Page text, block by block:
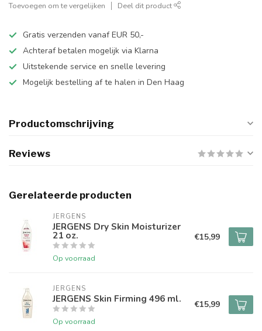
Toevoegen om te vergelijken Deel dit product
Gratis verzenden vanaf EUR 50,-
Achteraf betalen mogelijk via Klarna
Uitstekende service en snelle levering
Mogelijk bestelling af te halen in Den Haag
Productomschrijving
Reviews
Gerelateerde producten
JERGENS
JERGENS Dry Skin Moisturizer
21 oz.
Op voorraad
€15,99
JERGENS
JERGENS Skin Firming 496 ml.
Op voorraad
€15,99